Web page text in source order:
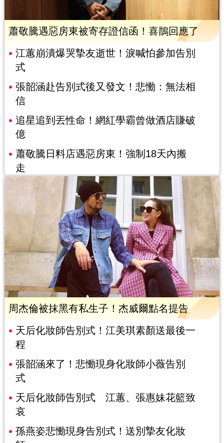
蕭敬騰遇惡房東被寄存證信函！喜鵲回應了
江蕙崩潰爆哭摯友逝世！淚喊怕參加告別
式
張韶涵赴告別式後又發文！悲慟：無法相
信
追星追到丟性命！網紅學霸曾做酒店賺破
億
蕭敬騰日料店遇惡房東！強制18天內搬
走
周杰倫被抹黑有私生子！杰威爾點名提告
天后化妝師告別式！江美琪素顏送最後一
程
張韶涵來了！悲慟現身化妝師小薇告別
式
天后化妝師告別式 江蕙、張惠妹花籃致
哀
孫燕姿悲慟現身告別式！送別摯友化妝